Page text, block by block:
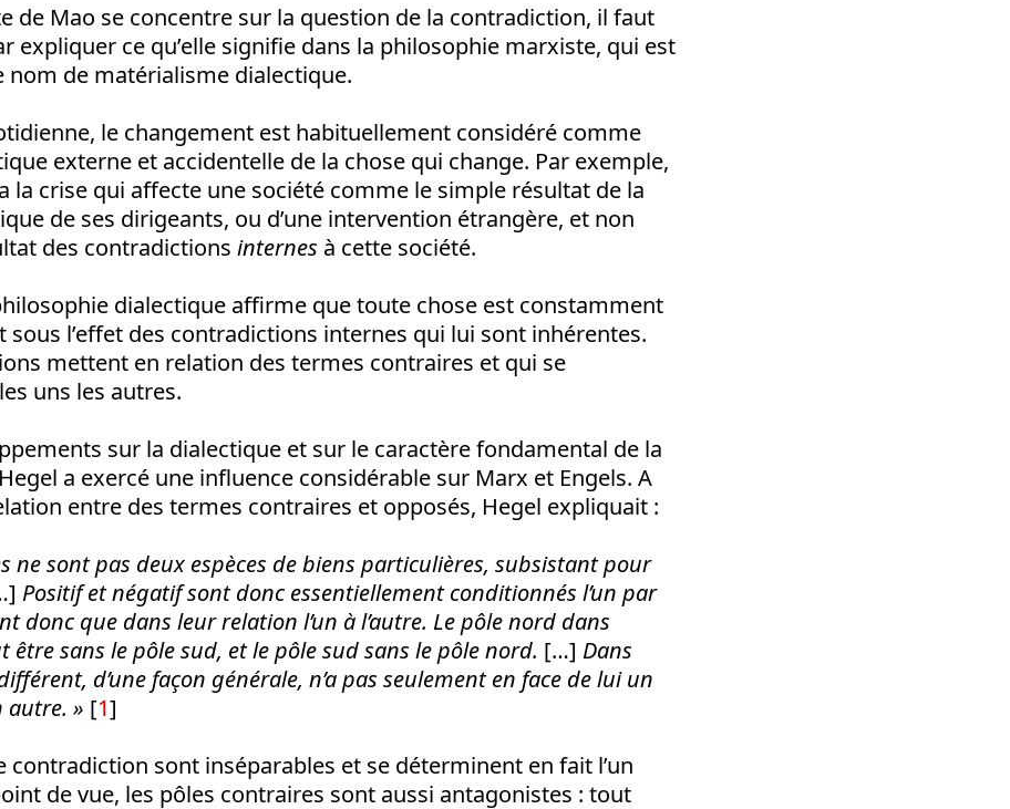
de Mao se concentre sur la question de la contradiction, il faut
expliquer ce qu’elle signifie dans la philosophie marxiste, qui est
nom de matérialisme dialectique.
le changement est habituellement considéré comme
externe et accidentelle de la chose qui change. Par exemple,
la crise qui affecte une société comme le simple résultat de la
de ses dirigeants, ou d’une intervention étrangère, et non
des contradictions internes à cette société.
dialectique affirme que toute chose est constamment
sous l’effet des contradictions internes qui lui sont inhérentes.
mettent en relation des termes contraires et qui se
uns les autres.
sur la dialectique et sur le caractère fondamental de la
a exercé une influence considérable sur Marx et Engels. A
entre des termes contraires et opposés, Hegel expliquait :
ne sont pas deux espèces de biens particulières, subsistant pour
Positif et négatif sont donc essentiellement conditionnés l’un par
donc que dans leur relation l’un à l’autre. Le pôle nord dans
être sans le pôle sud, et le pôle sud sans le pôle nord. […] Dans
d’une façon générale, n’a pas seulement en face de lui un
autre. » [1]
contradiction sont inséparables et se déterminent en fait l’un
de vue, les pôles contraires sont aussi antagonistes : tout